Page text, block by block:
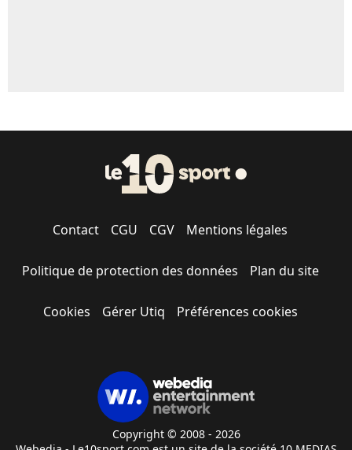
Contact CGU CGV Mentions légales
Politique de protection des données Plan du site
Cookies Gérer Utiq Préférences cookies
Copyright © 2008 - 2026